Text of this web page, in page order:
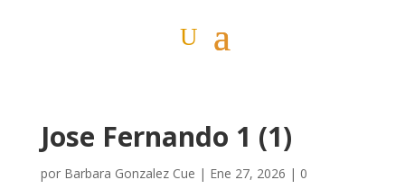
Jose Fernando 1 (1)
por Barbara Gonzalez Cue | Ene 27, 2026 | 0